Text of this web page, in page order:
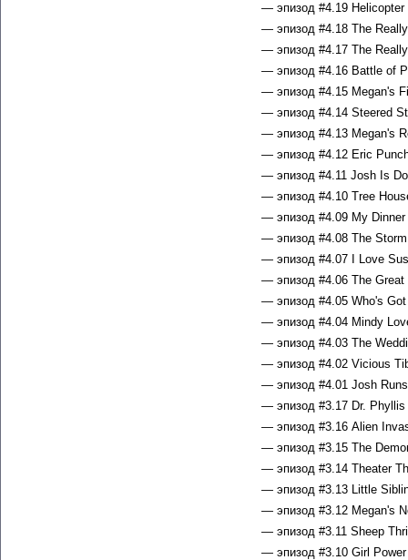
— эпизод #4.19 Helicopter
— эпизод #4.18 The
— эпизод #4.17 The
— эпизод #4.16 Battle of
— эпизод #4.15 Megan's
— эпизод #4.14 Steered
— эпизод #4.13 Megan's
— эпизод #4.12 Eric
— эпизод #4.11 Josh Is
— эпизод #4.10 Tree
— эпизод #4.09 My
— эпизод #4.08 The
— эпизод #4.07 I Love
— эпизод #4.06 The Great
— эпизод #4.05 Who's
— эпизод #4.04 Mindy
— эпизод #4.03 The
— эпизод #4.02 Vicious
— эпизод #4.01 Josh
— эпизод #3.17 Dr. Phyllis
— эпизод #3.16 Alien
— эпизод #3.15 The
— эпизод #3.14 Theater
— эпизод #3.13 Little
— эпизод #3.12 Megan's
— эпизод #3.11 Sheep
— эпизод #3.10 Girl